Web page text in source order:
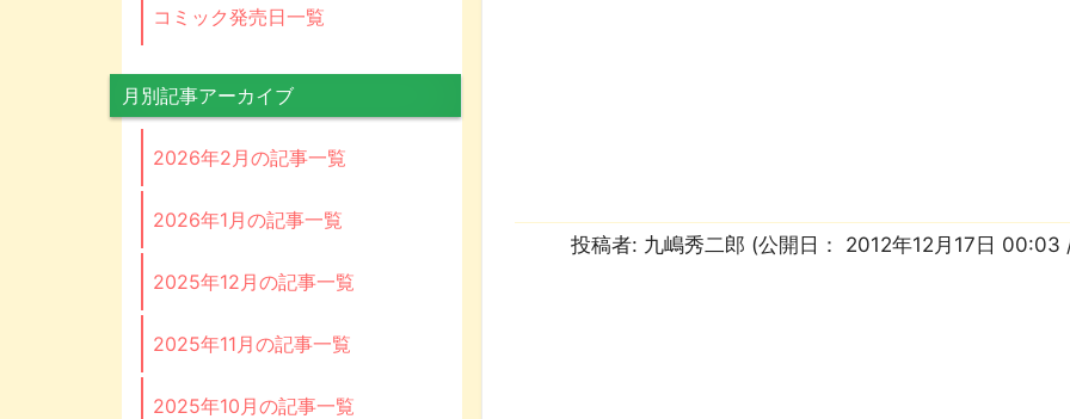
投稿者: 九嶋秀二郎 (公開日： 2012年12月17日 00:03
コミック発売日一覧
月別記事アーカイブ
2026年2月の記事一覧
2026年1月の記事一覧
2025年12月の記事一覧
2025年11月の記事一覧
2025年10月の記事一覧